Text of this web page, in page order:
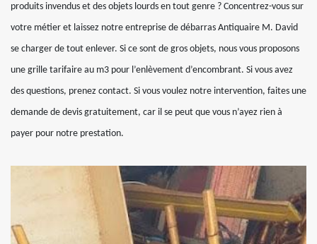
produits invendus et des objets lourds en tout genre ? Concentrez-vous sur
votre métier et laissez notre entreprise de débarras Antiquaire M. David
se charger de tout enlever. Si ce sont de gros objets, nous vous proposons
une grille tarifaire au m3 pour l’enlèvement d’encombrant. Si vous avez
des questions, prenez contact. Si vous voulez notre intervention, faites une
demande de devis gratuitement, car il se peut que vous n’ayez rien à
payer pour notre prestation.